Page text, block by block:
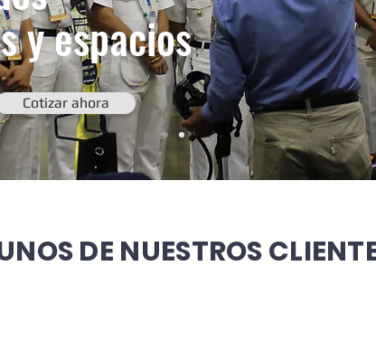
y espacios
Cotizar ahora
DE NUESTROS